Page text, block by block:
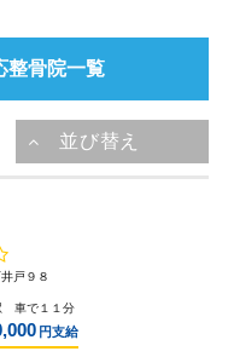
整骨院一覧
戸９８
車で１１分
円支給